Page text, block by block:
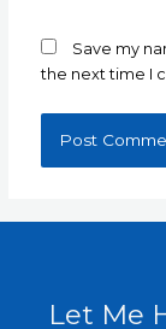
Save my
the next time I
Let Me